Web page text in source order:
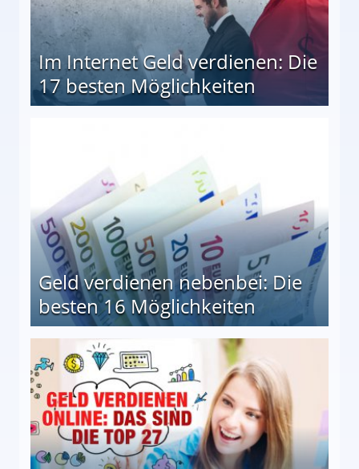
Im Internet Geld verdienen: Die
17 besten Möglichkeiten
Geld verdienen nebenbei: Die
besten 16 Möglichkeiten